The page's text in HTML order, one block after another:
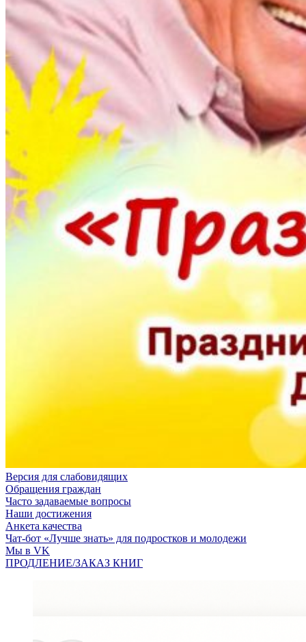
Версия для слабовидящих
Обращения граждан
Часто задаваемые вопросы
Наши достижения
Анкета качества
Чат-бот «Лучше знать» для подростков и молодежи
Мы в VK
ПРОДЛЕНИЕ/ЗАКАЗ КНИГ